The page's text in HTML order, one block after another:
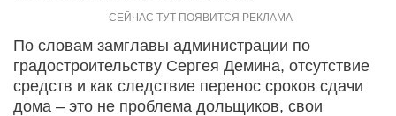
По словам замглавы администрации по
градостроительству Сергея Демина, отсутствие
средств и как следствие перенос сроков сдачи
дома – это не проблема дольщиков, свои